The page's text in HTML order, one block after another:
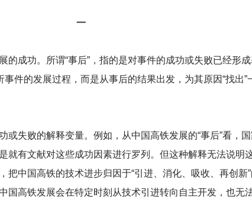
一
成功。所谓“事后”，指的是对事件的成功或失败已经形
件的发展过程，而是从事后的结果出发，为其原因“找出
失败的解释变量。例如，从中国高铁发展的“事后”看，
有文献对这些成功因素进行罗列。但这种解释无法说明
中国高铁的技术进步归因于“引进、消化、吸收、再创新
国高铁发展会在特定时刻从技术引进转向自主开发，也无